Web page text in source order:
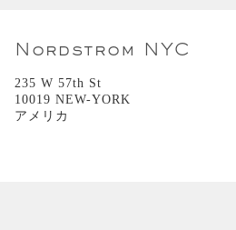
Nordstrom NYC
235 W 57th St
10019 NEW-YORK
アメリカ